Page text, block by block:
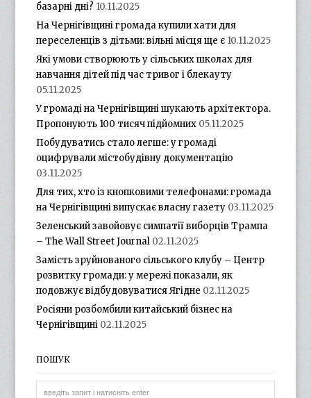
базарні дні? 10.11.2025
На Чернігівщині громада купили хати для
переселенців з дітьми: вільні місця ще є 10.11.2025
Які умови створюють у сільських школах для
навчання дітей під час тривог і блекауту
05.11.2025
У громаді на Чернігівщині шукають архітектора.
Пропонують 100 тисяч підйомних 05.11.2025
Побудуватись стало легше: у громаді
оцифрували містобудівну документацію
03.11.2025
Для тих, хто із кнопковими телефонами: громада
на Чернігівщині випускає власну газету 03.11.2025
Зеленський завойовує симпатії виборців Трампа
– The Wall Street Journal 02.11.2025
Замість зруйнованого сільського клубу – Центр
розвитку громади: у мережі показали, як
подовжує відбудовуватися Ягідне 02.11.2025
Росіяни розбомбили китайський бізнес на
Чернігівщині 02.11.2025
ПОШУК